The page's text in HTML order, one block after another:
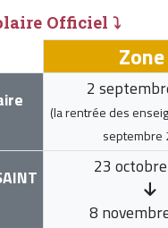
Officiel ⤵
2
(la rentrée des
septembre
23
8